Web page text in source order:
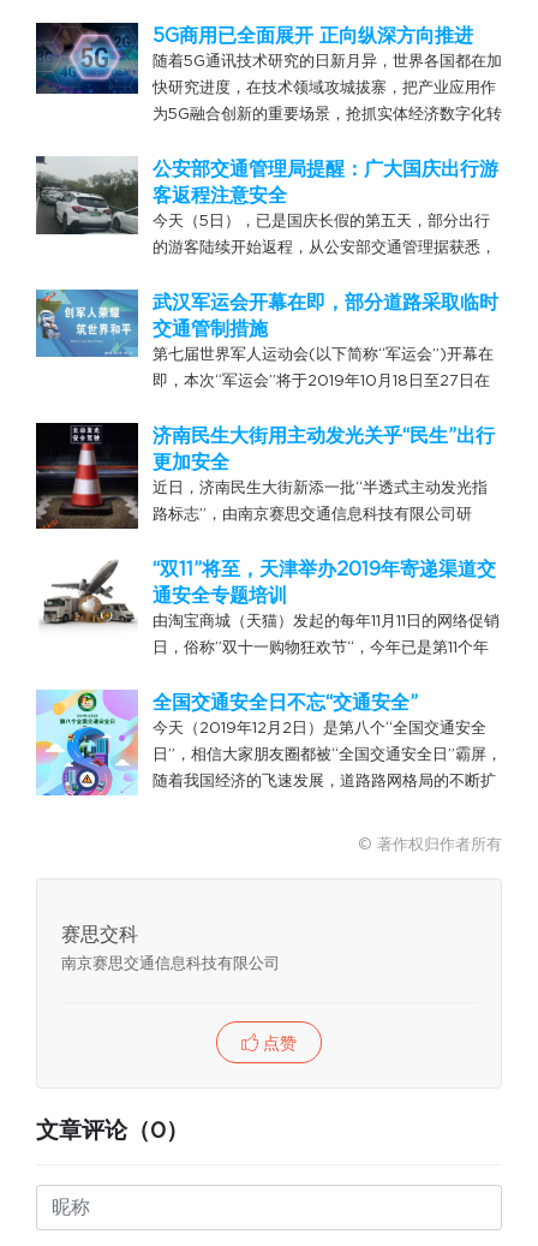
5G商用已全面展开 正向纵深方向推进
随着5G通讯技术研究的日新月异，世界各国都在加
快研究进度，在技术领域攻城拔寨，把产业应用作
为5G融合创新的重要场景，抢抓实体经济数字化转
快速升级，成为数字时代的“弄潮儿”。 “5G应用武
汉峰会”...
公安部交通管理局提醒：广大国庆出行游
客返程注意安全
今天（5日），已是国庆长假的第五天，部分出行
的游客陆续开始返程，从公安部交通管理据获悉，
景区周边道路，仍在高流量运行，道路交通总体平
稳顺畅，未发生大范围、长距离交通拥堵，未发生
重特大道路交通事故，...
武汉军运会开幕在即，部分道路采取临时
交通管制措施
第七届世界军人运动会(以下简称“军运会”)开幕在
即，本次“军运会”将于2019年10月18日至27日在
序井然有序、交通环境安全高效，武汉市政府特别
制定并发布了《市人民政府关于在第七届世界军人
运...
济南民生大街用主动发光关乎“民生”出行
更加安全
近日，济南民生大街新添一批“半透式主动发光指
路标志”，由南京赛思交通信息科技有限公司研
外部光源照射，标志体内置光源投射标志面，形成
笔画饱满、对比度高的标志发光信息，将指路标志
的交通语言信息在全天候...
“双11”将至，天津举办2019年寄递渠道交
通安全专题培训
由淘宝商城（天猫）发起的每年11月11日的网络促销
日，俗称”双十一购物狂欢节“，今年已是第11个年
计，2018年天猫双十一全天交易额高达2135亿
元，如此之大的网络销售额势必会带来快递、物流
业务的...
全国交通安全日不忘“交通安全”
今天（2019年12月2日）是第八个“全国交通安全
日”，相信大家朋友圈都被“全国交通安全日”霸屏，
随着我国经济的飞速发展，道路路网格局的不断扩
俱增，交通安全已成为人民群众密切关注的生活话
© 著作权归作者所有
赛思交科
南京赛思交通信息科技有限公司
点赞
文章评论（0）